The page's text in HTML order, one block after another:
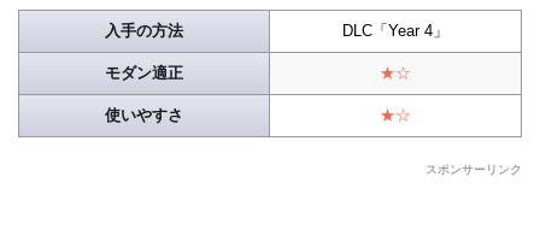
入手の方法 DLC「Year 4」
モダン適正 ★☆
使いやすさ ★☆
スポンサーリンク